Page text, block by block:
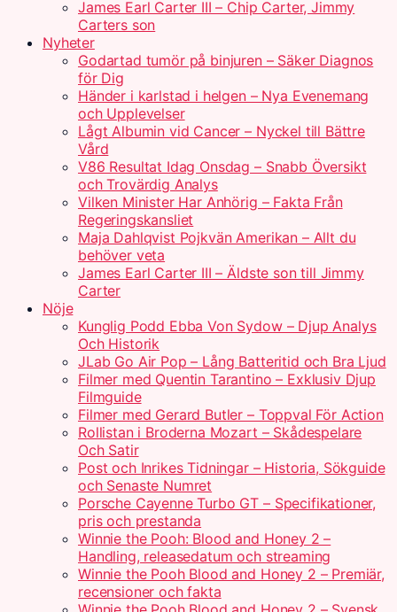
James Earl Carter III – Chip Carter, Jimmy
Carters son
Nyheter
Godartad tumör på binjuren – Säker Diagnos
för Dig
Händer i karlstad i helgen – Nya Evenemang
och Upplevelser
Lågt Albumin vid Cancer – Nyckel till Bättre
Vård
V86 Resultat Idag Onsdag – Snabb Översikt
och Trovärdig Analys
Vilken Minister Har Anhörig – Fakta Från
Regeringskansliet
Maja Dahlqvist Pojkvän Amerikan – Allt du
behöver veta
James Earl Carter III – Äldste son till Jimmy
Carter
Nöje
Kunglig Podd Ebba Von Sydow – Djup Analys
Och Historik
JLab Go Air Pop – Lång Batteritid och Bra Ljud
Filmer med Quentin Tarantino – Exklusiv Djup
Filmguide
Filmer med Gerard Butler – Toppval För Action
Rollistan i Broderna Mozart – Skådespelare
Och Satir
Post och Inrikes Tidningar – Historia, Sökguide
och Senaste Numret
Porsche Cayenne Turbo GT – Specifikationer,
pris och prestanda
Winnie the Pooh: Blood and Honey 2 –
Handling, releasedatum och streaming
Winnie the Pooh Blood and Honey 2 – Premiär,
recensioner och fakta